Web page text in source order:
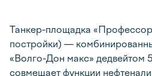
Танкер-площадка «Профессор
постройки) —
«Волго-Дон макс» дедвейтом
совмещает функции